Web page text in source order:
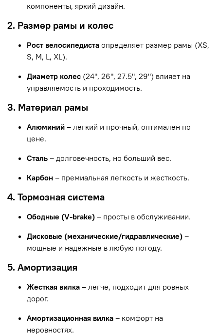
компоненты, яркий дизайн.
2. Размер рамы и колес
Рост велосипедиста определяет размер рамы (XS,
S, M, L, XL).
Диаметр колес (24", 26", 27.5", 29") влияет на
управляемость и проходимость.
3. Материал рамы
Алюминий – легкий и прочный, оптимален по
цене.
Сталь – долговечность, но больший вес.
Карбон – премиальная легкость и жесткость.
4. Тормозная система
Ободные (V-brake) – просты в обслуживании.
Дисковые (механические/гидравлические) –
мощные и надежные в любую погоду.
5. Амортизация
Жесткая вилка – легче, подходит для ровных
дорог.
Амортизационная вилка – комфорт на
неровностях.